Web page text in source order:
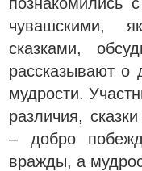
чувашскими,
сказками,
рассказывают о
мудрости.
различия,
– добро
вражды, а